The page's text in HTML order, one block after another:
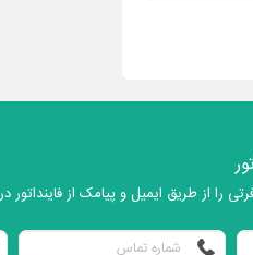
را از طریق ایمیل و پیامک از فاینداتور